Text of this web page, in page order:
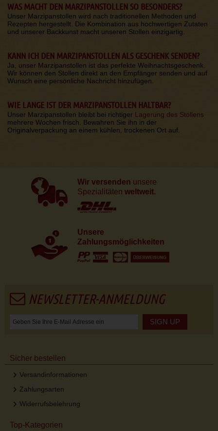
WAS MACHT DEN MARZIPANSTOLLEN SO BESONDERS?
Unser Marzipanstollen wird nach traditionellen Methoden und
Rezepten hergestellt. Die Kombination aus hochwertigen Zutaten
und unserer Backkunst macht unseren Stollen einzigartig.
KANN ICH DEN MARZIPANSTOLLEN ALS GESCHENK SENDEN?
Ja, unser Marzipanstollen ist das perfekte Weihnachtsgeschenk.
Wir können den Stollen direkt an den Empfänger senden und auf
Wunsch eine persönliche Nachricht hinzufügen.
WIE LANGE IST DER MARZIPANSTOLLEN HALTBAR?
Unser Marzipanstollen bleibt bei richtiger Lagerung des Stollens
mehrere Wochen frisch. Bewahren Sie ihn in der
Originalverpackung an einem kühlen, trockenen Ort auf.
Wir versenden unsere
Spezialitäten weltweit.
Unsere
Zahlungsmöglichkeiten
NEWSLETTER-ANMELDUNG
SIGN UP
Sicher bestellen
Versandinformationen
Zahlungsarten
Widerrufsbelehrung
Top-Kategorien